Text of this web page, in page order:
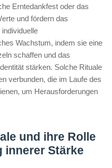
Erntedankfest oder das
und fördern das
Wachstum, indem sie eine
schaffen und das
stärken. Solche Rituale
verbunden, die im Laufe des
um Herausforderungen
und ihre Rolle
innerer Stärke